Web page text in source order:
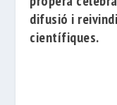
difusió i
científiques.